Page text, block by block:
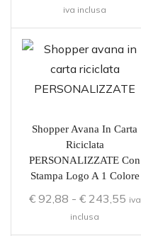
iva inclusa
Shopper Avana In Carta
Riciclata
PERSONALIZZATE Con
Stampa Logo A 1 Colore
€92,88 - €243,55 iva
inclusa